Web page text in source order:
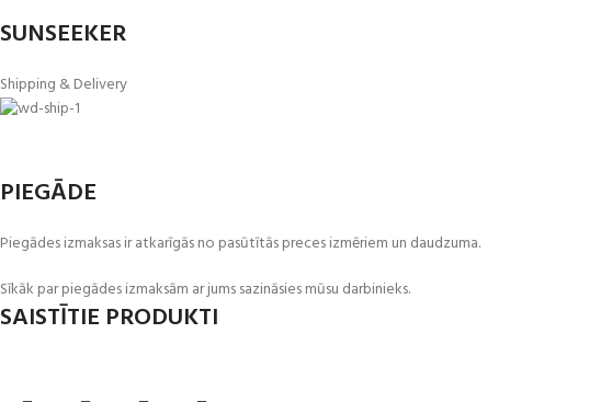
SUNSEEKER
Shipping & Delivery
PIEGĀDE
Piegādes izmaksas ir atkarīgās no pasūtītās preces izmēriem un daudzuma.
Sīkāk par piegādes izmaksām ar jums sazināsies mūsu darbinieks.
SAISTĪTIE PRODUKTI